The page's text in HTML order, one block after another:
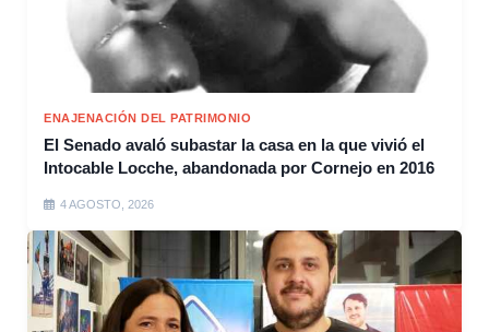
ENAJENACIÓN DEL PATRIMONIO
El Senado avaló subastar la casa en la que vivió el
Intocable Locche, abandonada por Cornejo en 2016
4 AGOSTO, 2026